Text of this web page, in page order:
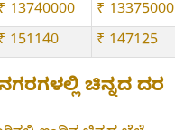
13740000 ₹ 13375000
151140 ₹ 147125
ಚಿನ್ನದ ದರ